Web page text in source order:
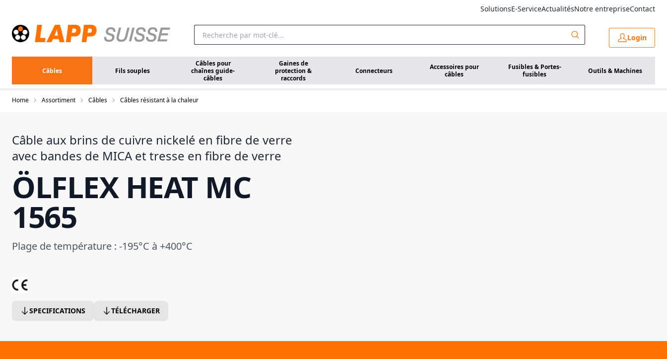
SolutionsE-ServiceActualitésNotre entrepriseContact
Login
Câbles Fils souples
Câbles pour
chaînes guide-
câbles
Gaines de
protection &
raccords
Connecteurs
Accessoires pour
câbles
Fusibles & Portes-
fusibles
Outils & Machines
Home Assortiment Câbles Câbles résistant à la chaleur
Câble aux brins de cuivre nickelé en fibre de verre
avec bandes de MICA et tresse en fibre de verre
ÖLFLEX HEAT MC
1565
Plage de température : -195°C à +400°C
SPECIFICATIONS TÉLÉCHARGER